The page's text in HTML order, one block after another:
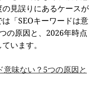
見誤りにあるケースが
「SEOキーワードは意
の原因と、2026年時点
います。
意味ない？5つの原因と